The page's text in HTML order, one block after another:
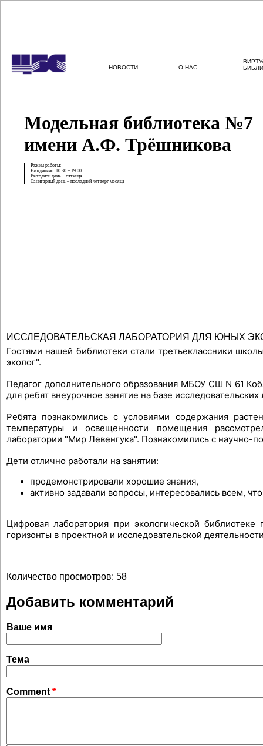
НОВОСТИ О НАС
Модельная библиотека №7
имени А.Ф. Трёшникова
Режим работы:
Ежедневно: 10.30 – 19.00
Выходной день – пятница
Санитарный день – последний четверг месяца
ИССЛЕДОВАТЕЛЬСКАЯ ЛАБОРАТОРИЯ ДЛЯ ЮНЫХ
Гостями нашей библиотеки стали третьеклассники
эколог".
Педагог дополнительного образования МБОУ СШ N 61
для ребят внеурочное занятие на базе исследовательских
Ребята познакомились с условиями содержания
температуры и освещенности помещения
лаборатории "Мир Левенгука". Познакомились с научно-
Дети отлично работали на занятии:
продемонстрировали хорошие знания,
активно задавали вопросы, интересовались всем,
Цифровая лаборатория при экологической
горизонты в проектной и исследовательской
Количество просмотров: 58
Добавить комментарий
Ваше имя
Тема
Comment *